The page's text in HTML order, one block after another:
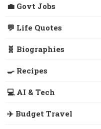
💼 Govt Jobs
💬 Life Quotes
🧬 Biographies
🍳 Recipes
💻 AI & Tech
✈️ Budget Travel